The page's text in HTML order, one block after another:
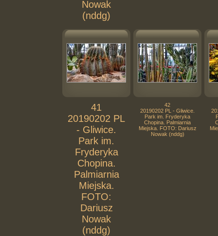
Nowak
(nddg)
41
20190202 PL
- Gliwice.
Park im.
Fryderyka
Chopina.
Palmiarnia
Miejska.
FOTO:
Dariusz
Nowak
(nddg)
42
20190202 PL - Gliwice.
Park im. Fryderyka
Chopina. Palmiarnia
Miejska. FOTO: Dariusz
Nowak (nddg)